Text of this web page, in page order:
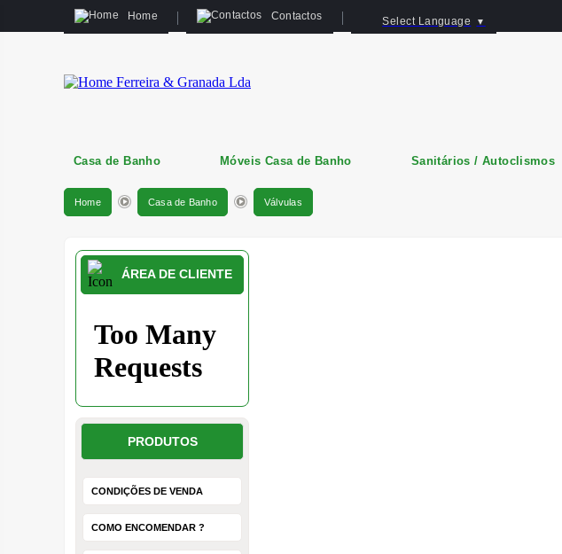
Home Contactos Select Language ▼
Casa de Banho Móveis Casa de Banho Sanitários / Autoclismos
Home Casa de Banho Válvulas
ÁREA DE CLIENTE
PRODUTOS
CONDIÇÕES DE VENDA
COMO ENCOMENDAR ?